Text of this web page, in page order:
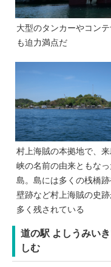
大型のタンカーやコン
も迫力満点だ
村上海賊の本拠地で、
峡の名前の由来ともな
島。島には多くの桟橋
壁跡など村上海賊の史
多く残されている
道の駅 よしうみい
しむ